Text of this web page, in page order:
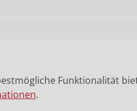
Varianten ab
Funktionalität
.